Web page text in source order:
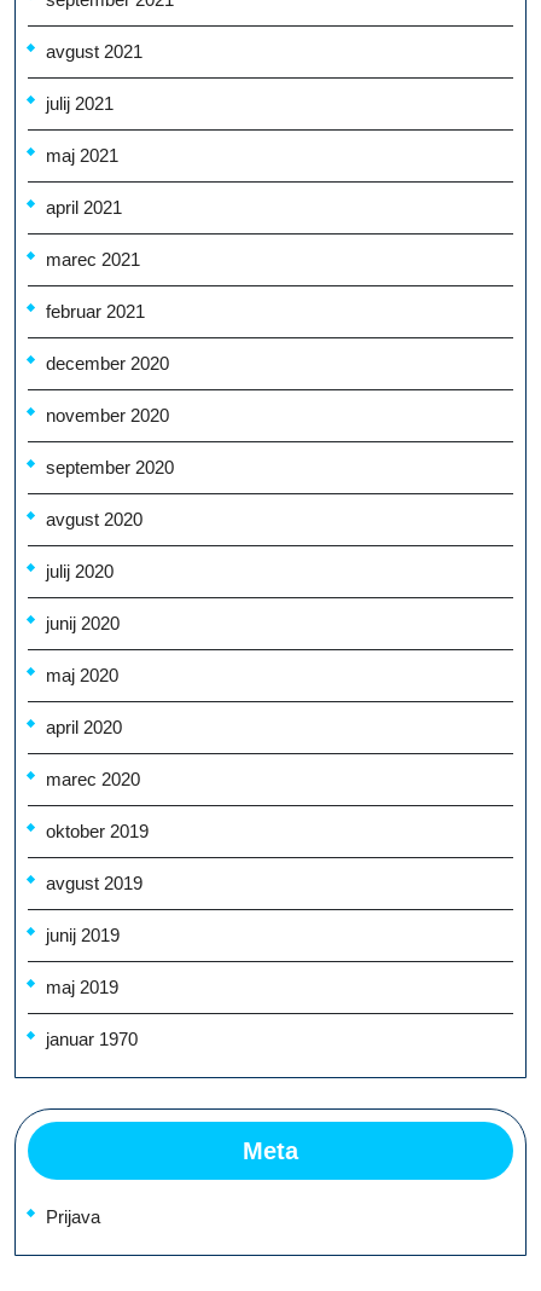
avgust 2021
julij 2021
maj 2021
april 2021
marec 2021
februar 2021
december 2020
november 2020
september 2020
avgust 2020
julij 2020
junij 2020
maj 2020
april 2020
marec 2020
oktober 2019
avgust 2019
junij 2019
maj 2019
januar 1970
Meta
Prijava